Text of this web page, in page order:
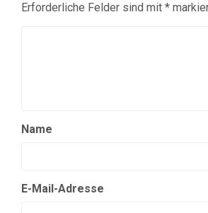
Erforderliche Felder sind mit *
Name
E-Mail-Adresse